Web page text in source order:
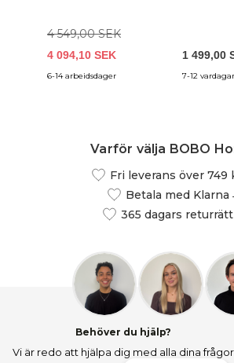
4 549,00 SEK
4 094,10 SEK
6-14 arbeidsdager
1 499,00
7-12 vardagar
Varför välja BOBO
Fri leverans över 749
Betala med Klarna
365 dagars returrätt
Behöver du hjälp?
Vi är redo att hjälpa dig med alla dina frågor